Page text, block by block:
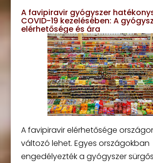
A favipiravir gyógyszer
COVID-19 kezelésében: A
elérhetősége és ára
A favipiravir elérhetősége
változó lehet. Egyes országokban
engedélyezték a gyógyszer